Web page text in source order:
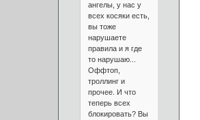
ангелы, у нас у
всех косяки есть,
вы тоже
нарушаете
правила и я где
то нарушаю...
Оффтоп,
троллинг и
прочее. И что
теперь всех
блокировать? Вы